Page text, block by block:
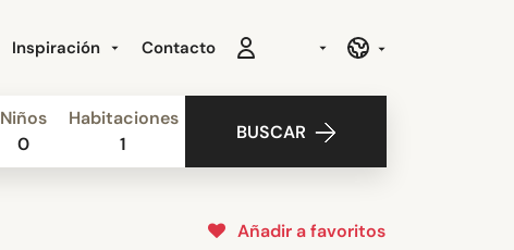
Inspiración Contacto
Niños
0
Habitaciones
1
BUSCAR
Añadir a favoritos